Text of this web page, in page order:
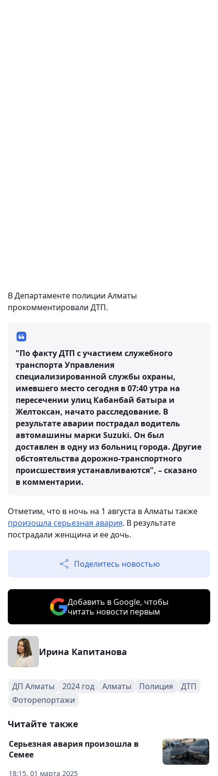
В Департаменте полиции Алматы
прокомментировали ДТП.
"По факту ДТП с участием служебного
транспорта Управления
специализированной службы охраны,
имевшего место сегодня в 07:40 утра на
пересечении улиц Кабанбай батыра и
Желтоксан, начато расследование. В
результате аварии пострадал водитель
автомашины марки Suzuki. Он был
доставлен в одну из больниц города. Другие
обстоятельства дорожно-транспортного
происшествия устанавливаются", – сказано
в комментарии.
Отметим, что в ночь на 1 августа в Алматы также
произошла серьезная авария. В результате
пострадали женщина и ее дочь.
Поделитесь новостью
Добавить в Google, чтобы
читать новости первым
Ирина Капитанова
ДП Алматы 2024 год Алматы Полиция
ДТП
Фоторепортажи
Читайте также
18:15, 01 марта 2025
Серьезная авария произошла в
Семее